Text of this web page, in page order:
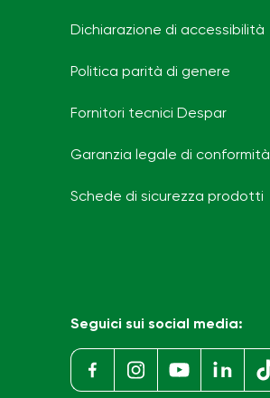
Dichiarazione di accessibilità
Politica parità di genere
Fornitori tecnici Despar
Garanzia legale di conformità
Schede di sicurezza prodotti
Seguici sui social media: